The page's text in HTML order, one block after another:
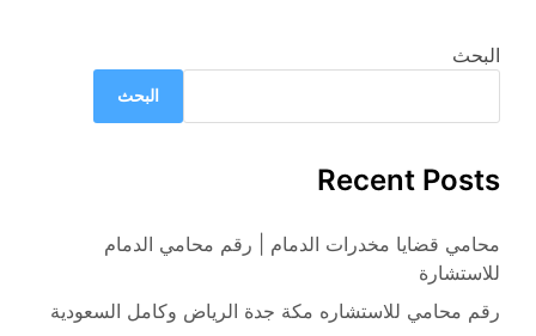
البحث
البحث
Recent Posts
محامي قضايا مخدرات الدمام | رقم محامي الدمام
للاستشارة
رقم محامي للاستشاره مكة جدة الرياض وكامل السعودية